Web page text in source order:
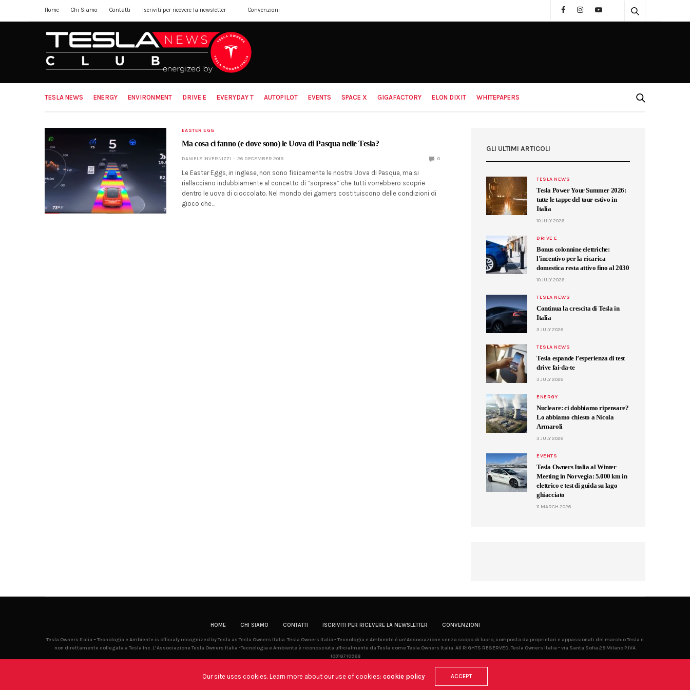
Home Chi Siamo Contatti Iscriviti per ricevere la newsletter Convenzioni
TESLA NEWS ENERGY ENVIRONMENT DRIVE E EVERYDAY T AUTOPILOT EVENTS SPACE X GIGAFACTORY ELON DIXIT WHITEPAPERS
EASTER EGG
Ma cosa ci fanno (e dove sono) le Uova di Pasqua nelle Tesla?
DANIELE INVERNIZZI 26 DECEMBER 2019 0
Le Easter Eggs, in inglese, non sono fisicamente le nostre Uova di Pasqua, ma si
riallacciano indubbiamente al concetto di “sorpresa” che tutti vorrebbero scoprie
dentro le uova di cioccolato. Nel mondo dei gamers costituiscono delle condizioni di
gioco che…
GLI ULTIMI ARTICOLI
TESLA NEWS
Tesla Power Your Summer 2026:
tutte le tappe del tour estivo in
Italia
10 JULY 2026
DRIVE E
Bonus colonnine elettriche:
l’incentivo per la ricarica
domestica resta attivo fino al 2030
10 JULY 2026
TESLA NEWS
Continua la crescita di Tesla in
Italia
3 JULY 2026
TESLA NEWS
Tesla espande l’esperienza di test
drive fai-da-te
3 JULY 2026
ENERGY
Nucleare: ci dobbiamo ripensare?
Lo abbiamo chiesto a Nicola
Armaroli
3 JULY 2026
EVENTS
Tesla Owners Italia al Winter
Meeting in Norvegia: 5.000 km in
elettrico e test di guida su lago
ghiacciato
11 MARCH 2026
HOME CHI SIAMO CONTATTI ISCRIVITI PER RICEVERE LA NEWSLETTER CONVENZIONI
Tesla Owners Italia – Tecnologia e Ambiente is officialy recognized by Tesla as Tesla Owners Italia. Tesla Owners Italia - Tecnologia e Ambiente è un’Associazione senza scopo di lucro, composta da proprietari e appassionati del marchio Tesla e
non direttamente collegata a Tesla Inc. L’Associazione Tesla Owners Italia -Tecnologia e Ambiente è riconosciuta ufficialmente da Tesla come Tesla Owners Italia. All RIGHTS RESERVED. Tesla Owners Italia - via Santa Sofia 29 Milano P.IVA
10318710968
Our site uses cookies. Learn more about our use of cookies:cookie policy ACCEPT